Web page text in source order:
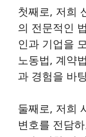
첫째로, 저희
의 전문적인
인과 기업을
노동법, 계약
과 경험을 바
둘째로, 저희
변호를 전담